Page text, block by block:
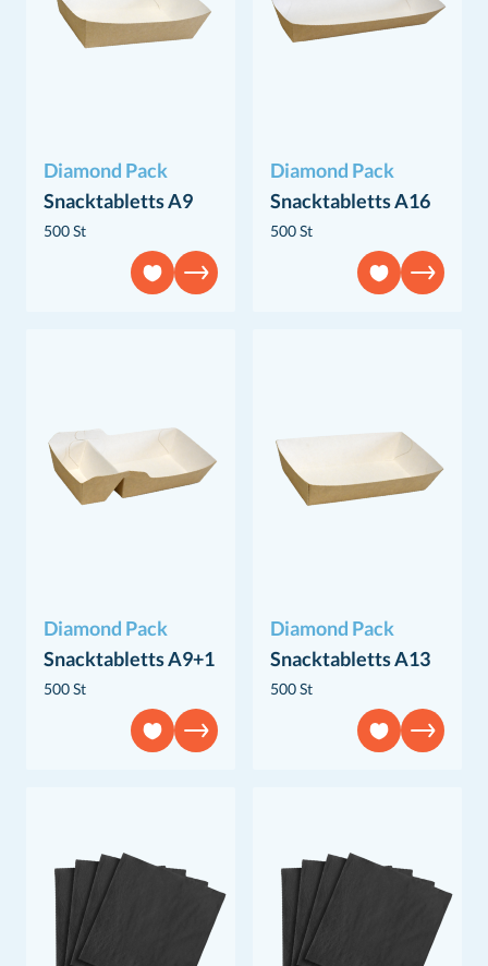
Diamond Pack
Snacktabletts A9
500 St
Diamond Pack
Snacktabletts A16
500 St
Diamond Pack
Snacktabletts A9+1
500 St
Diamond Pack
Snacktabletts A13
500 St